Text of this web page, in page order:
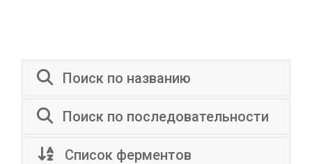
Поиск по названию
Поиск по последовательности
Список ферментов